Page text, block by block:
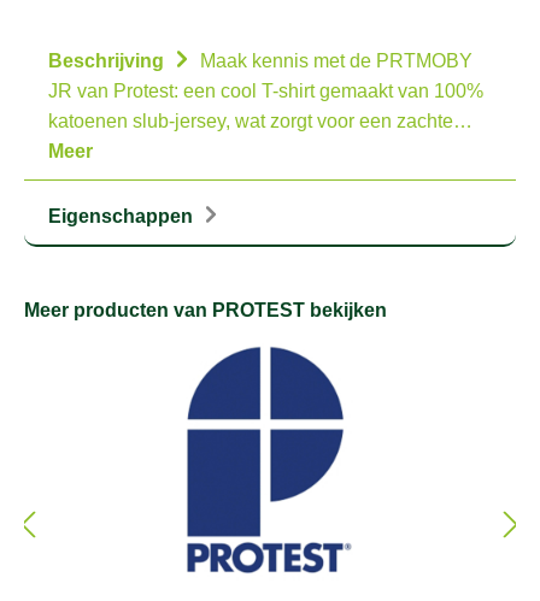
Beschrijving
Maak kennis met de PRTMOBY
JR van Protest: een cool T-shirt gemaakt van 100%
katoenen slub-jersey, wat zorgt voor een zachte…
Meer
Eigenschappen
Meer producten van PROTEST bekijken